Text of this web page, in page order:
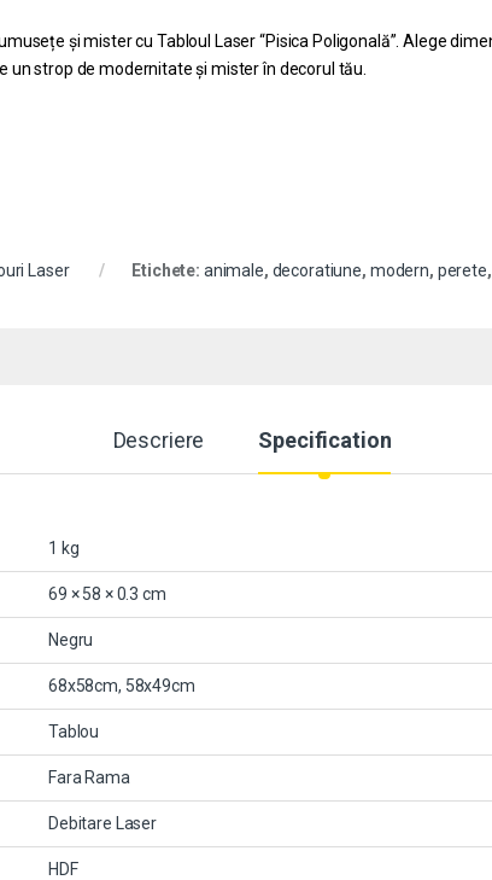
și mister cu Tabloul Laser “Pisica Poligonală”. Alege
strop de modernitate și mister în decorul tău.
Laser Etichete: animale, decoratiune, modern, perete,
Descriere Specification
1 kg
69 × 58 × 0.3 cm
Negru
68x58cm, 58x49cm
Tablou
Fara Rama
Debitare Laser
HDF